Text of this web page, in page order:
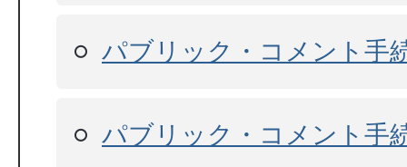
パブリック・コメント手
パブリック・コメント手